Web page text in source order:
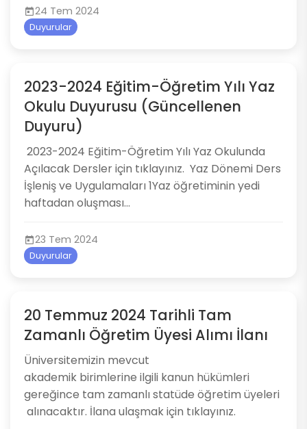
24 Tem 2024
Duyurular
2023-2024 Eğitim-Öğretim Yılı Yaz
Okulu Duyurusu (Güncellenen
Duyuru)
​​​​​​ 2023-2024 Eğitim-Öğretim Yılı Yaz Okulunda
Açılacak Dersler için tıklayınız. Yaz Dönemi Ders
İşleniş ve Uygulamaları 1Yaz öğretiminin yedi
haftadan oluşması...
23 Tem 2024
Duyurular
20 Temmuz 2024 Tarihli Tam
Zamanlı Öğretim Üyesi Alımı İlanı
​​Üniversitemizin mevcut
akademik birimlerine ilgili kanun hükümleri
gereğince tam zamanlı statüde öğretim üyeleri​
alınacaktır. İlana ulaşmak için ​tıklayı​nız.​